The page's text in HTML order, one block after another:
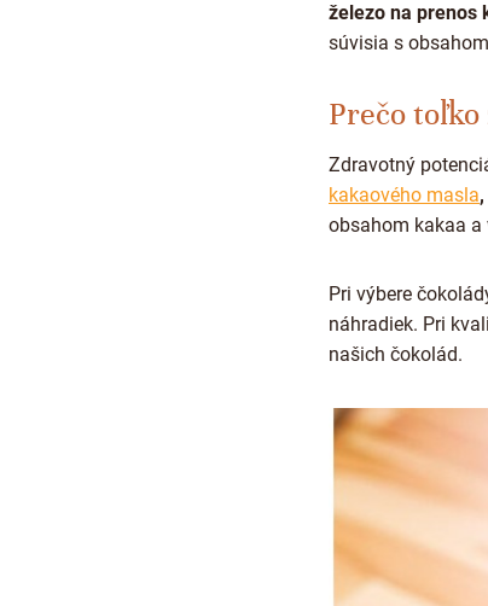
železo na prenos
súvisia s
Prečo
Zdravotný
kakaového masla
obsahom kakaa
Pri výbere
náhradiek. Pri
našich čokolád.